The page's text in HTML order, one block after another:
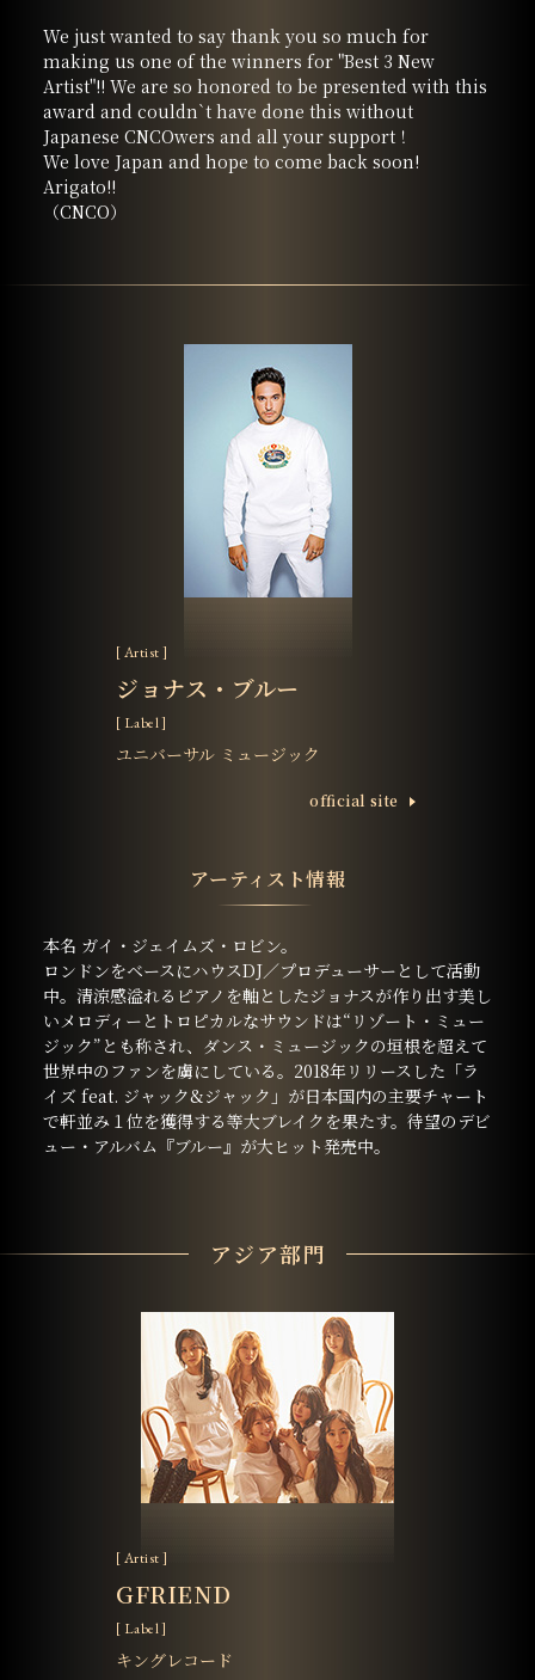
We just wanted to say thank you so much for
making us one of the winners for "Best 3 New
Artist"!! We are so honored to be presented with this
award and couldn`t have done this without
Japanese CNCOwers and all your support！
We love Japan and hope to come back soon!
Arigato!!
（CNCO）
[ Artist ]
ジョナス・ブルー
[ Label ]
ユニバーサル ミュージック
ofﬁcial site
アーティスト情報
本名 ガイ・ジェイムズ・ロビン。
ロンドンをベースにハウスDJ／プロデューサーとして活動
中。清涼感溢れるピアノを軸としたジョナスが作り出す美し
いメロディーとトロピカルなサウンドは“リゾート・ミュー
ジック”とも称され、ダンス・ミュージックの垣根を超えて
世界中のファンを虜にしている。2018年リリースした「ラ
イズ feat. ジャック&ジャック」が日本国内の主要チャート
で軒並み１位を獲得する等大ブレイクを果たす。待望のデビ
ュー・アルバム『ブルー』が大ヒット発売中。
アジア部門
[ Artist ]
GFRIEND
[ Label ]
キングレコード